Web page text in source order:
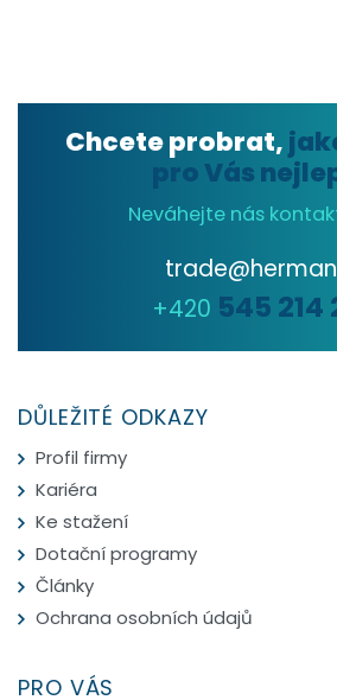
Chcete probrat,
pro Vás
Neváhejte nás
+420 545 214
DŮLEŽITÉ ODKAZY
Profil firmy
Kariéra
Ke stažení
Dotační programy
Články
Ochrana osobních údajů
PRO VÁS